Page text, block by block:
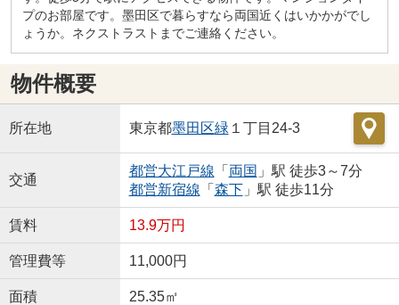
プのお部屋です。墨田区で暮らすなら両国近くはいかかがでし
ょうか。ネクストラストまでご連絡ください。
物件概要
所在地 東京都墨田区緑 １丁目24-3
交通
都営大江戸線 「 両国 」駅 徒歩3～7分
都営新宿線 「 森下」駅 徒歩11分
賃料 13.9万円
管理費等 11,000円
面積 25.35㎡